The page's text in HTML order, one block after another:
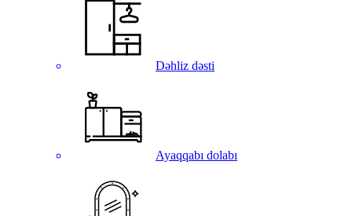
Dəhliz dəsti
Ayaqqabı dolabı